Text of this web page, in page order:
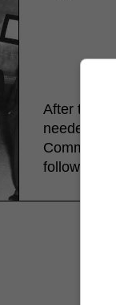
After the
needed to
following a